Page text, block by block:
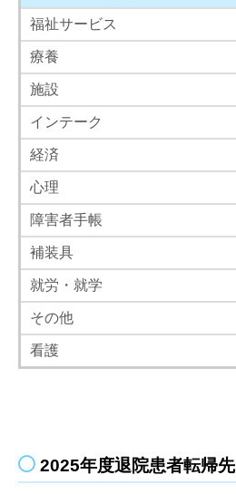
福祉サービス
療養
施設
インテーク
経済
心理
障害者手帳
補装具
就労・就学
その他
看護
2025年度退院患者転帰先